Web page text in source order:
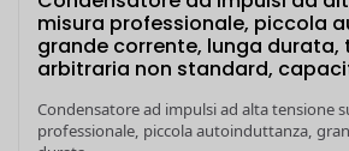
misura professionale, piccola
grande corrente, lunga durata,
arbitraria non standard,
Condensatore ad impulsi ad alta tensione
professionale, piccola autoinduttanza,